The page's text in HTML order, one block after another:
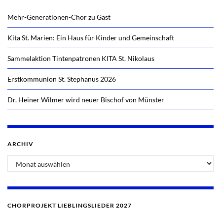
Mehr-Generationen-Chor zu Gast
Kita St. Marien: Ein Haus für Kinder und Gemeinschaft
Sammelaktion Tintenpatronen KITA St. Nikolaus
Erstkommunion St. Stephanus 2026
Dr. Heiner Wilmer wird neuer Bischof von Münster
ARCHIV
CHORPROJEKT LIEBLINGSLIEDER 2027